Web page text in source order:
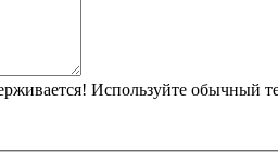
Используйте обычный